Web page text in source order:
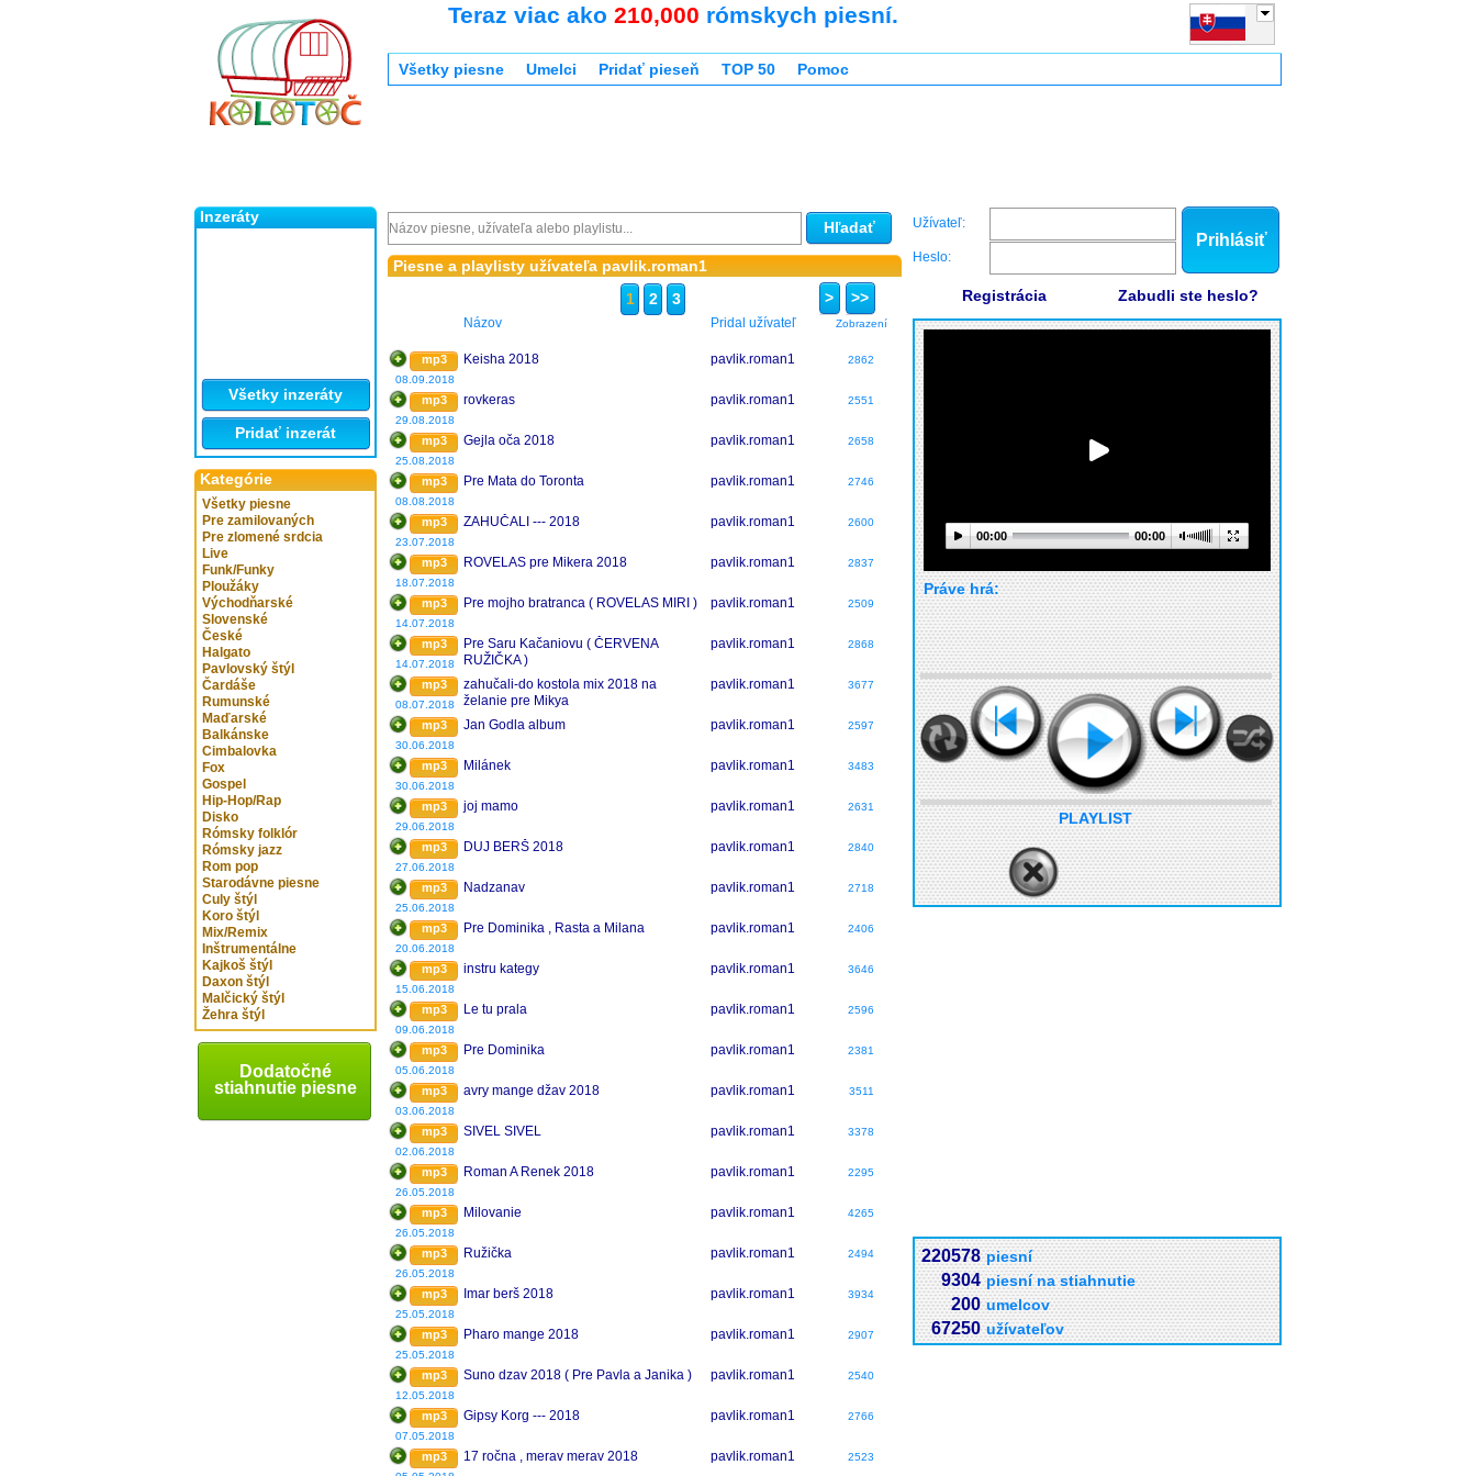
Inzeráty
Všetky inzeráty
Pridať inzerát
Kategórie
Všetky piesne
Pre zamilovaných
Pre zlomené srdcia
Live
Funk/Funky
Ploužáky
Východňarské
Slovenské
České
Halgato
Pavlovský štýl
Čardáše
Rumunské
Maďarské
Balkánske
Cimbalovka
Fox
Gospel
Hip-Hop/Rap
Disko
Rómsky folklór
Rómsky jazz
Rom pop
Starodávne piesne
Culy štýl
Koro štýl
Mix/Remix
Inštrumentálne
Kajkoš štýl
Daxon štýl
Malčický štýl
Žehra štýl
Dodatočné
stiahnutie piesne
Teraz viac ako 210,000 rómskych piesní.
Všetky piesne Umelci Pridať pieseň TOP 50 Pomoc
Hľadať
Piesne a playlisty užívateľa pavlik.roman1
1
2 3 > >>
Názov Pridal užívateľ Zobrazení
mp3
08.09.2018
Keisha 2018 pavlik.roman1 2862
mp3
29.08.2018
rovkeras pavlik.roman1 2551
mp3
25.08.2018
Gejla oča 2018 pavlik.roman1 2658
mp3
08.08.2018
Pre Mata do Toronta pavlik.roman1 2746
mp3
23.07.2018
ZAHUČALI --- 2018 pavlik.roman1 2600
mp3
18.07.2018
ROVELAS pre Mikera 2018 pavlik.roman1 2837
mp3
14.07.2018
Pre mojho bratranca ( ROVELAS MIRI ) pavlik.roman1 2509
mp3
14.07.2018
Pre Saru Kačaniovu ( ČERVENA
RUŽIČKA )
pavlik.roman1 2868
mp3
08.07.2018
zahučali-do kostola mix 2018 na
želanie pre Mikya
pavlik.roman1 3677
mp3
30.06.2018
Jan Godla album pavlik.roman1 2597
mp3
30.06.2018
Milánek pavlik.roman1 3483
mp3
29.06.2018
joj mamo pavlik.roman1 2631
mp3
27.06.2018
DUJ BERŠ 2018 pavlik.roman1 2840
mp3
25.06.2018
Nadzanav pavlik.roman1 2718
mp3
20.06.2018
Pre Dominika , Rasta a Milana pavlik.roman1 2406
mp3
15.06.2018
instru kategy pavlik.roman1 3646
mp3
09.06.2018
Le tu prala pavlik.roman1 2596
mp3
05.06.2018
Pre Dominika pavlik.roman1 2381
mp3
03.06.2018
avry mange džav 2018 pavlik.roman1 3511
mp3
02.06.2018
SIVEL SIVEL pavlik.roman1 3378
mp3
26.05.2018
Roman A Renek 2018 pavlik.roman1 2295
mp3
26.05.2018
Milovanie pavlik.roman1 4265
mp3
26.05.2018
Ružička pavlik.roman1 2494
mp3
25.05.2018
Imar berš 2018 pavlik.roman1 3934
mp3
25.05.2018
Pharo mange 2018 pavlik.roman1 2907
mp3
12.05.2018
Suno dzav 2018 ( Pre Pavla a Janika ) pavlik.roman1 2540
mp3
07.05.2018
Gipsy Korg --- 2018 pavlik.roman1 2766
mp3 17 ročna , merav merav 2018 pavlik.roman1 2523
Užívateľ:
Heslo:
Prihlásiť
Registrácia Zabudli ste heslo?
00:00 00:00
Práve hrá:
PLAYLIST
220578 piesní
9304 piesní na stiahnutie
200 umelcov
67250 užívateľov